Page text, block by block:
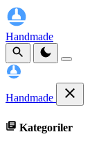
Handmade
Handmade
Kategoriler